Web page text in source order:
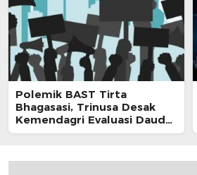
Polemik BAST Tirta
Bhagasasi, Trinusa Desak
Kemendagri Evaluasi Daud
Husin